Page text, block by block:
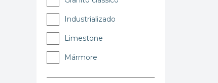
Industrializado
Limestone
Mármore